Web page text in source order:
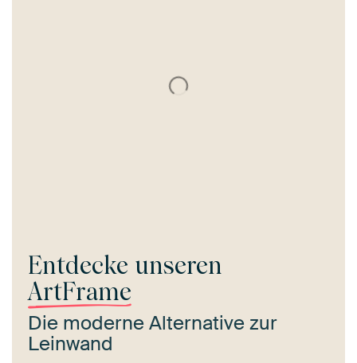
Entdecke unseren
ArtFrame
Die moderne Alternative zur
Leinwand